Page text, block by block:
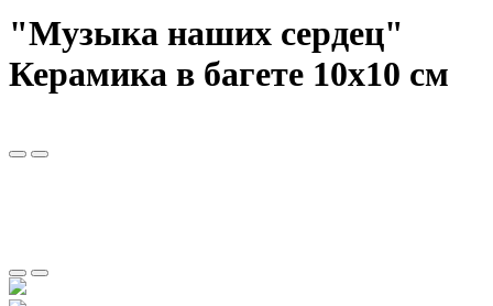
"Музыка наших сердец"
Керамика в багете 10х10 см